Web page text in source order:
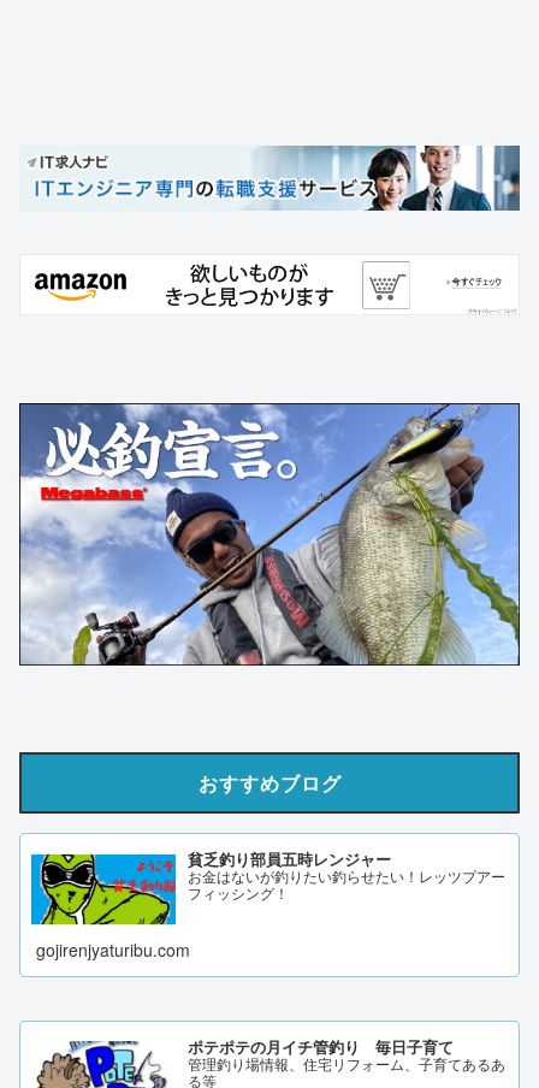
おすすめブログ
貧乏釣り部員五時レンジャー
お金はないが釣りたい釣らせたい！レッツプアー
フィッシング！
gojirenjyaturibu.com
ポテポテの月イチ管釣り 毎日子育て
管理釣り場情報、住宅リフォーム、子育てあるあ
る等